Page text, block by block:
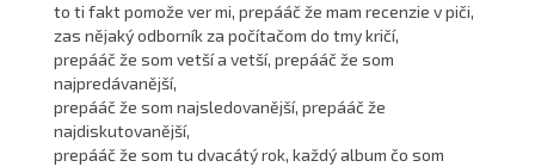
to ti fakt pomože ver mi, prepááč že mam recenzie v piči,
zas nějaký odborník za počítačom do tmy kričí,
prepááč že som vetší a vetší, prepááč že som
najpredávanější,
prepááč že som najsledovanější, prepááč že
najdiskutovanější,
prepááč že som tu dvacátý rok, každý album čo som